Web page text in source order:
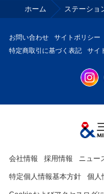
ホーム ステーショ
お問い合わせ サイトポリシー
特定商取引に基づく表記
サイ
会社情報 採用情報 ニュー
特定個人情報基本方針 個人